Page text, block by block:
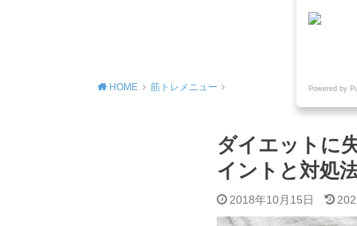
HOME 筋トレメニュー
ダイエットに
イントと対処
2018年10月15日
Powered by